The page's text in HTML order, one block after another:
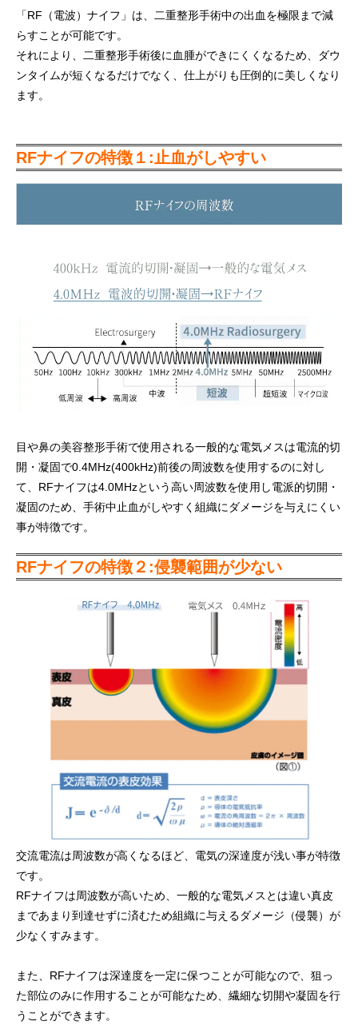
「RF（電波）ナイフ」は、二重整形手術中の出血を極限まで減
らすことが可能です。
それにより、二重整形手術後に血腫ができにくくなるため、ダウ
ンタイムが短くなるだけでなく、仕上がりも圧倒的に美しくなり
ます。
RFナイフの特徴１:止血がしやすい
目や鼻の美容整形手術で使用される一般的な電気メスは電流的切
開・凝固で0.4MHz(400kHz)前後の周波数を使用するのに対し
て、RFナイフは4.0MHzという高い周波数を使用し電派的切開・
凝固のため、手術中止血がしやすく組織にダメージを与えにくい
事が特徴です。
RFナイフの特徴２:侵襲範囲が少ない
交流電流は周波数が高くなるほど、電気の深達度が浅い事が特徴
です。
RFナイフは周波数が高いため、一般的な電気メスとは違い真皮
まであまり到達せずに済むため組織に与えるダメージ（侵襲）が
少なくすみます。
また、RFナイフは深達度を一定に保つことが可能なので、狙っ
た部位のみに作用することが可能なため、繊細な切開や凝固を行
うことができます。